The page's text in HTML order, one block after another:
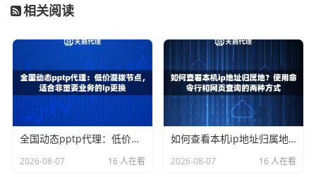
格已经过时了，你需要从以下几个硬指标来综合判断：
标网站封禁？这是首要考虑因素。
网络稳定性与速度：响应延迟和可用率直接决定了你的
工作效率。延迟高、总掉线，再便宜也没用。
节点覆盖范围
：服务商是否在全国多个城市拥有节点？
这决定了你能否模拟不同地区的用户。
协议支持与易用性
：是否支持常见的HTTP/HTTPS/SO
CKS5协议？API是否友好，接入是否方便？
相关阅读
全国动态pptp代理：低价混拨节点，适合非重要业务的ip更换
2026-08-07 16 人在看
如何查看本机ip地址归属地？使用命令行和网页查询的两种方式
2026-08-07 16 人在看